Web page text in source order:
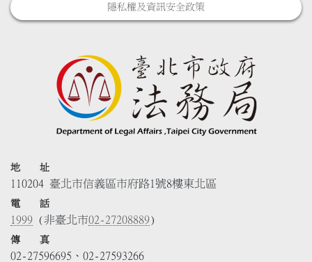
隱私權及資訊安全政策
地 址
110204 臺北市信義區市府路1號8樓東北區
電 話
1999 (非臺北市02-27208889)
傳 真
02-27596695、02-27593266